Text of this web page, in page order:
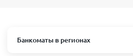
Банкоматы в регионах